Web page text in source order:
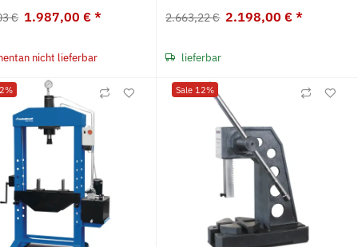
€ 1.987,00 € *
nicht lieferbar
2.663,22 € 2.198,00 € *
lieferbar
Sale 12%